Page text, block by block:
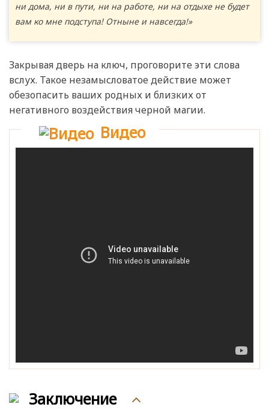
ни дома, ни в пути, ни на работе, ни на отдыхе не будет
вам ко мне подступа! Отныне и навсегда!»
Закрывая дверь на ключ, проговорите эти слова
вслух. Такое незамысловатое действие может
обезопасить ваших родных и близких от
негативного воздействия черной магии.
Видео
Заключение